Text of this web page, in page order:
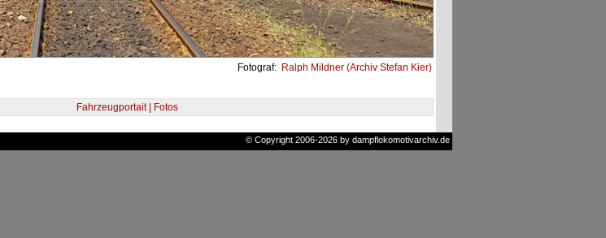
Fotograf: Ralph Mildner (Archiv Stefan Kier)
Fahrzeugportait | Fotos
© Copyright 2006-2026 by dampflokomotivarchiv.de